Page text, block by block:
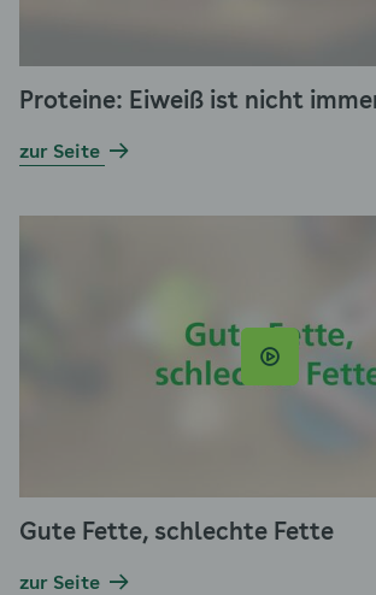
Proteine: Eiweiß ist nicht
zur Seite
Gute Fette, schlechte Fette
zur Seite